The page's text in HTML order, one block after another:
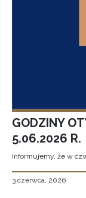
GODZINY
5.06.2026 R.
Informujemy, że w
3 czerwca, 2026